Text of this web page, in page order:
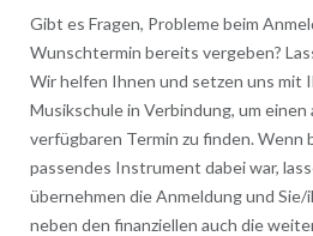
Gibt es Fragen, Probleme beim
Wunschtermin bereits vergeben?
Wir helfen Ihnen und setzen uns mit
Musikschule in Verbindung, um
verfügbaren Termin zu finden. Wenn
passendes Instrument dabei war,
übernehmen die Anmeldung und
neben den finanziellen auch die